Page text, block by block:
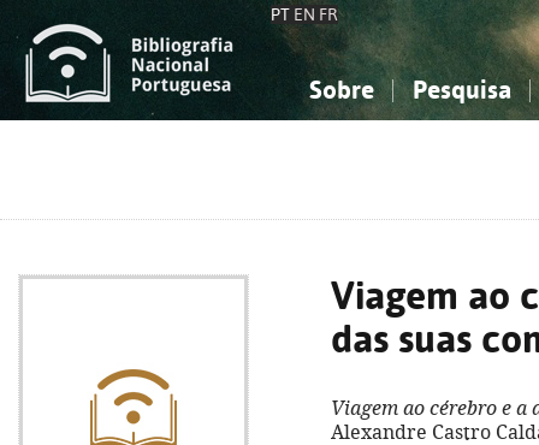
PT EN FR
Sobre Pesquisa
Viagem ao
das suas
Viagem ao cérebro e a
Alexandre Castro